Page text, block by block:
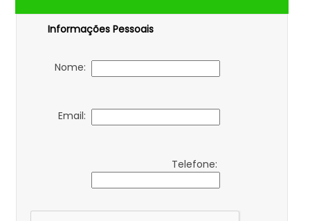
Informações Pessoais
Nome:
Email:
Telefone: